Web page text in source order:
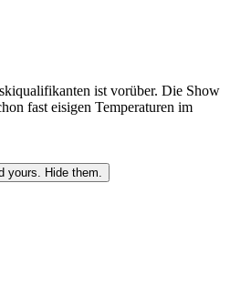
ist vorüber. Die Show
fast eisigen Temperaturen im
yours. Hide them.